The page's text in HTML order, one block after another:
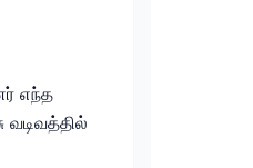
எந்த
வடிவத்தில்